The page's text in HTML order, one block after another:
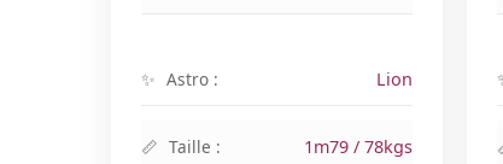
Astro : Lion
Taille : 1m79 / 78kgs